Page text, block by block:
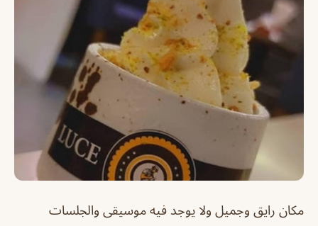
مكان رايق وجميل ولا يوجد فيه موسيقى والجلسات